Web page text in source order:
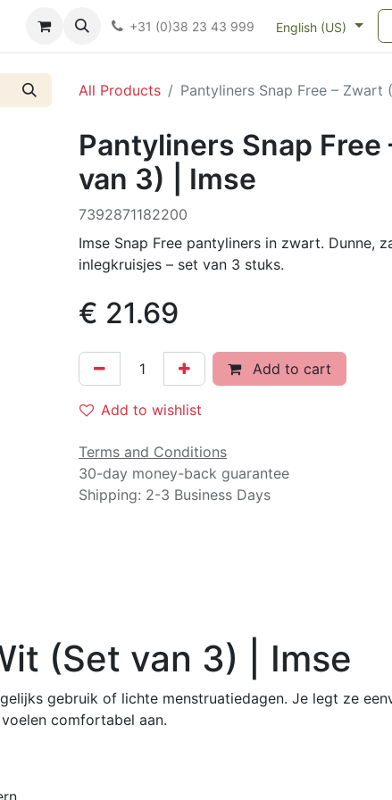
nacht- en kraamverband Kieswijzer
+31 (0)38 23 43 999 English (US)
All Products Pantyliners Snap Free – Zwart
Pantyliners Snap
van 3) | Imse
7392871182200
Imse Snap Free pantyliners in zwart. Dunne,
inlegkruisjes – set van 3 stuks.
€ 21.69
Add to cart
Add to wishlist
Terms and Conditions
30-day money-back guarantee
Shipping: 2-3 Business Days
(Set van 3) | Imse
gebruik of lichte menstruatiedagen. Je legt ze
comfortabel aan.